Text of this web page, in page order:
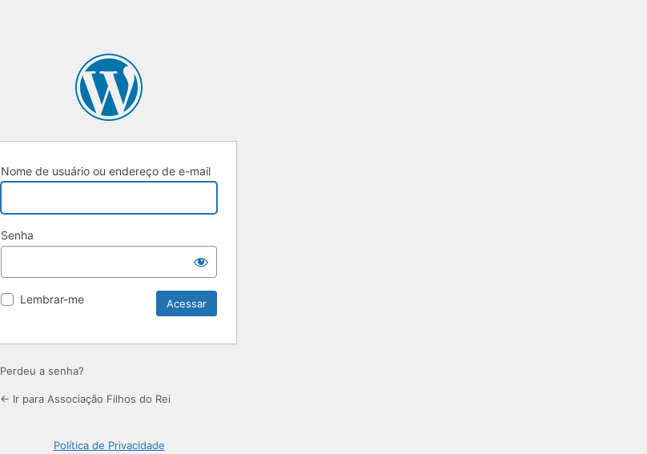
Nome de usuário ou endereço de e-mail
Senha
Lembrar-me
Perdeu a senha?
← Ir para Associação Filhos do Rei
Política de Privacidade